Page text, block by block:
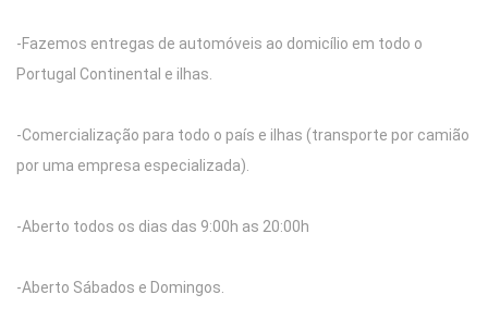
-Fazemos entregas de automóveis ao domicílio em todo o
Portugal Continental e ilhas.
-Comercialização para todo o país e ilhas (transporte por camião
por uma empresa especializada).
-Aberto todos os dias das 9:00h as 20:00h
-Aberto Sábados e Domingos.